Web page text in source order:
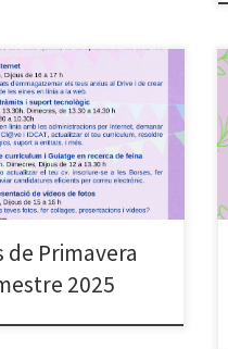
Casal Cívic i Comunitari
nous tallers gratuïts
informàtica
segon trimestre 2025.
als tallers són el
de 9 h a 14 h, i de
3 d’abril de […]
de Primavera
2025